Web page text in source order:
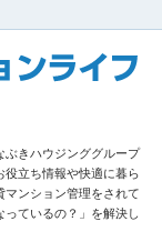
ぶきハウジンググループ
立ち情報や快適に暮ら
ンション管理をされて
ているの？」を解決し